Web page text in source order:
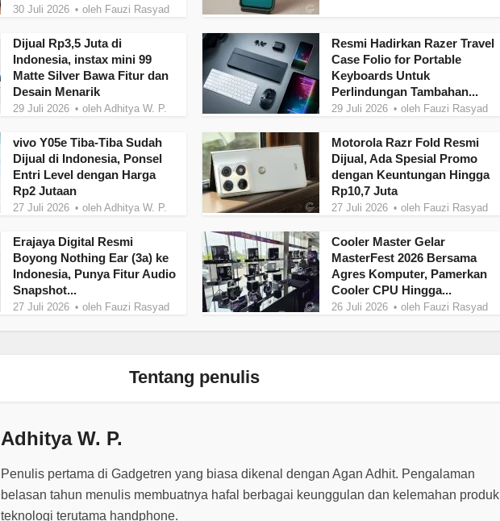
30 Juli 2026 oleh Fauzi Rasyad
Dijual Rp3,5 Juta di
Indonesia, instax mini 99
Matte Silver Bawa Fitur dan
Desain Menarik
29 Juli 2026 oleh Adhitya W. P.
Resmi Hadirkan Razer Travel
Case Folio for Portable
Keyboards Untuk
Perlindungan Tambahan...
29 Juli 2026 oleh Fauzi Rasyad
vivo Y05e Tiba-Tiba Sudah
Dijual di Indonesia, Ponsel
Entri Level dengan Harga
Rp2 Jutaan
27 Juli 2026 oleh Adhitya W. P.
Motorola Razr Fold Resmi
Dijual, Ada Spesial Promo
dengan Keuntungan Hingga
Rp10,7 Juta
27 Juli 2026 oleh Fauzi Rasyad
Erajaya Digital Resmi
Boyong Nothing Ear (3a) ke
Indonesia, Punya Fitur Audio
Snapshot...
27 Juli 2026 oleh Fauzi Rasyad
Cooler Master Gelar
MasterFest 2026 Bersama
Agres Komputer, Pamerkan
Cooler CPU Hingga...
26 Juli 2026 oleh Fauzi Rasyad
Tentang penulis
Adhitya W. P.
Penulis pertama di Gadgetren yang biasa dikenal dengan Agan Adhit. Pengalaman
belasan tahun menulis membuatnya hafal berbagai keunggulan dan kelemahan produk
teknologi terutama handphone.